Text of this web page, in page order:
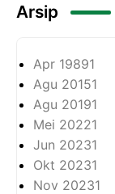
Arsip
Apr 19891
Agu 20151
Agu 20191
Mei 20221
Jun 20231
Okt 20231
Nov 20231